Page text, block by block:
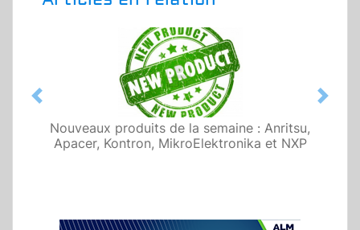
Nouveaux produits de la semaine : Anritsu,
Apacer, Kontron, MikroElektronika et NXP
Previous Next